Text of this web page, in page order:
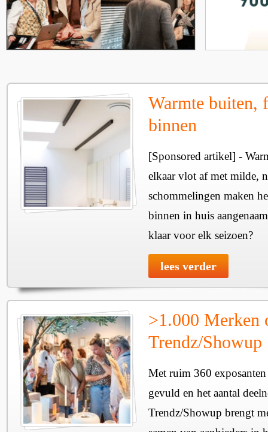
Warmte buiten,
binnen
[Sponsored artikel] -
elkaar vlot af met milde,
schommelingen maken
binnen in huis
klaar voor elk seizoen?
lees verder
>1.000 Merken
Trendz/Showup
Met ruim 360
gevuld en het aantal
Trendz/Showup brengt